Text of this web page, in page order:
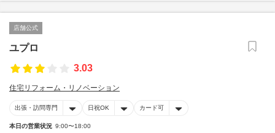
店舗公式
ユプロ
3.03
住宅リフォーム・リノベーション
出張・訪問専門 日祝OK カード可
本日の営業状況 9:00〜18:00